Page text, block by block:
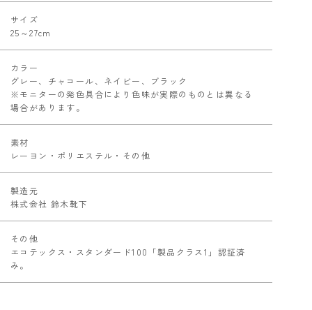
サイズ
25～27cm
カラー
グレー、チャコール、ネイビー、ブラック
※モニターの発色具合により色味が実際のものとは異なる
場合があります。
素材
レーヨン・ポリエステル・その他
製造元
株式会社 鈴木靴下
その他
エコテックス・スタンダード100「製品クラス1」認証済
み。